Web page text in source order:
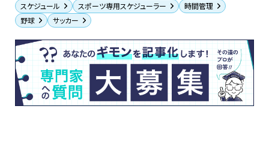
スケジュール スポーツ専用スケジューラー
時間管理
野球
サッカー